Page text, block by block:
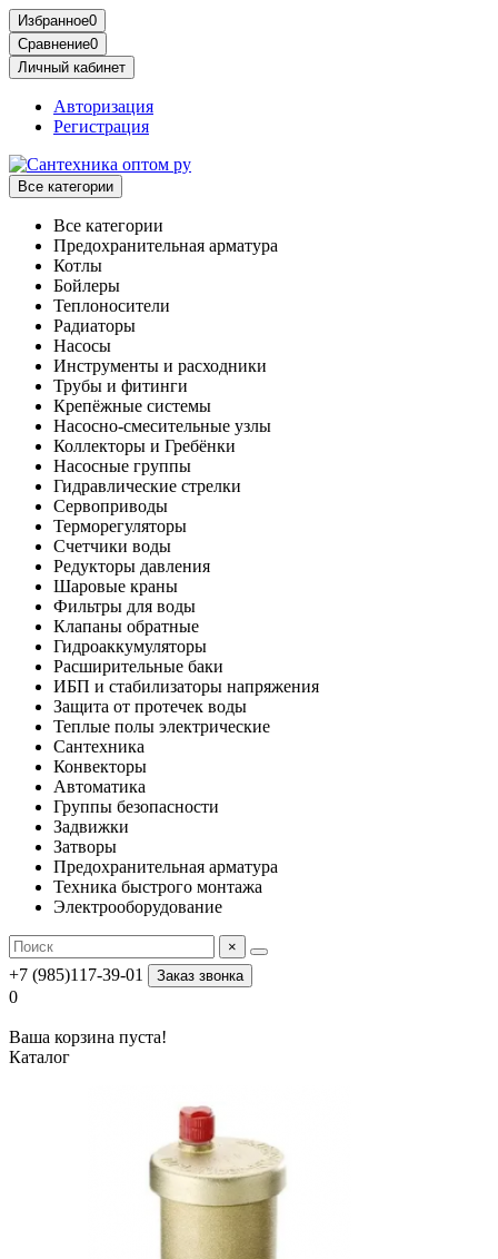
Избранное0
Сравнение0
Личный кабинет
Авторизация
Регистрация
Все категории
Все категории
Предохранительная арматура
Котлы
Бойлеры
Теплоносители
Радиаторы
Насосы
Инструменты и расходники
Трубы и фитинги
Крепёжные системы
Насосно-смесительные узлы
Коллекторы и Гребёнки
Насосные группы
Гидравлические стрелки
Сервоприводы
Терморегуляторы
Счетчики воды
Редукторы давления
Шаровые краны
Фильтры для воды
Клапаны обратные
Гидроаккумуляторы
Расширительные баки
ИБП и стабилизаторы напряжения
Защита от протечек воды
Теплые полы электрические
Сантехника
Конвекторы
Автоматика
Группы безопасности
Задвижки
Затворы
Предохранительная арматура
Техника быстрого монтажа
Электрооборудование
×
+7 (985)117-39-01 Заказ звонка
0
Ваша корзина пуста!
Каталог